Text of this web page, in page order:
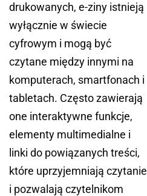
drukowanych, e-ziny istnieją
wyłącznie w świecie
cyfrowym i mogą być
czytane między innymi na
komputerach, smartfonach i
tabletach. Często zawierają
one interaktywne funkcje,
elementy multimedialne i
linki do powiązanych treści,
które uprzyjemniają czytanie
i pozwalają czytelnikom